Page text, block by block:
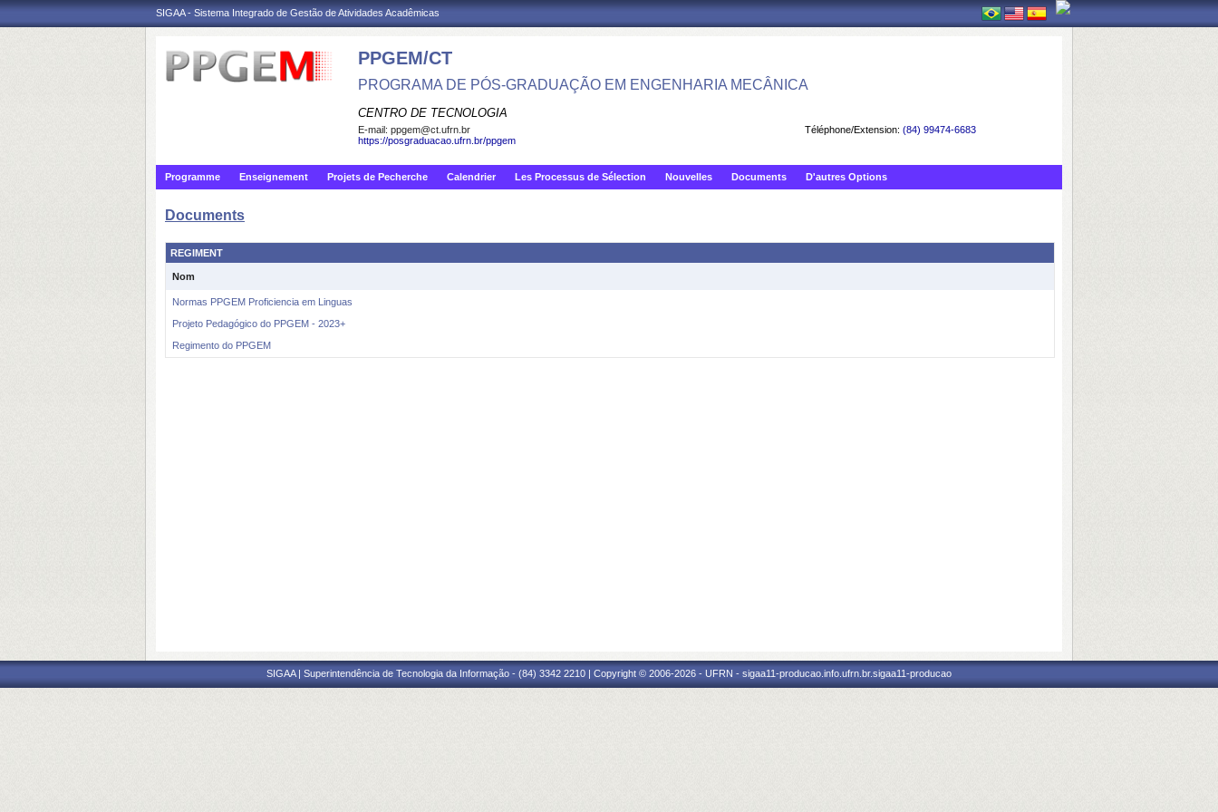
SIGAA - Sistema Integrado de Gestão de Atividades Acadêmicas
PPGEM/CT
PROGRAMA DE PÓS-GRADUAÇÃO EM ENGENHARIA MECÂNICA
CENTRO DE TECNOLOGIA
Téléphone/Extension: (84) 99474-6683
E-mail: ppgem@ct.ufrn.br
https://posgraduacao.ufrn.br/ppgem
Programme Enseignement Projets de Pecherche Calendrier Les Processus de Sélection Nouvelles Documents D'autres Options
Documents
REGIMENT
Nom
Normas PPGEM Proficiencia em Linguas
Projeto Pedagógico do PPGEM - 2023+
Regimento do PPGEM
SIGAA | Superintendência de Tecnologia da Informação - (84) 3342 2210 | Copyright © 2006-2026 - UFRN - sigaa11-producao.info.ufrn.br.sigaa11-producao